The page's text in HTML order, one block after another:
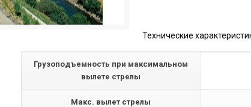
Технические
Грузоподъемность при максимальном
вылете стрелы
Макс. вылет стрелы